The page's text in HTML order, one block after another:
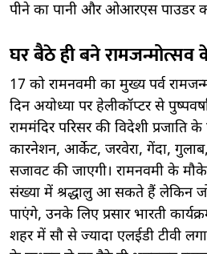
पीने का पानी और ओआरएस पाउडर
घर बैठे ही बने रामजन्मोत्सव
17 को रामनवमी का मुख्य पर्व
दिन अयोध्या पर हेलीकॉप्टर से
राममंदिर परिसर की विदेशी प्रजाति
कारनेशन, आर्केट, जरवेरा, गेंदा,
सजावट की जाएगी। रामनवमी के
संख्या में श्रद्धालु आ सकते हैं लेकिन
पाएंगे, उनके लिए प्रसार भारती
शहर में सौ से ज्यादा एलईडी टीवी